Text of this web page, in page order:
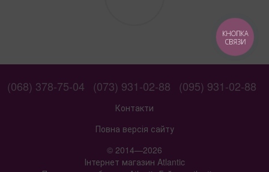
(068) 378-75-04 (073) 931-02-88 (095) 931-02-88
Контакти
Повна версія сайту
© 2014—2026
Інтернет магазин Atlantic
КНОПКА
СВЯЗИ